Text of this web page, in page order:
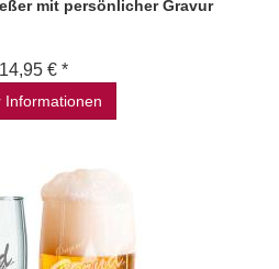
mit persönlicher Gravur
14,95 € *
Informationen